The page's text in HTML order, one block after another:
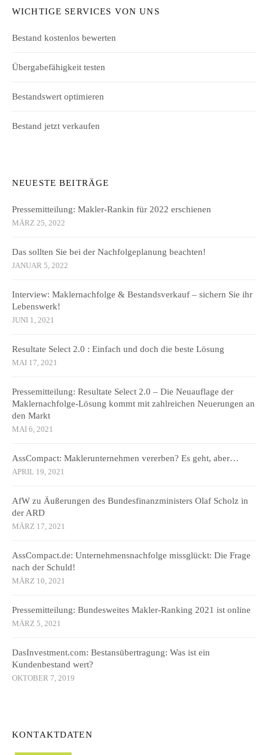
WICHTIGE SERVICES VON UNS
Bestand kostenlos bewerten
Übergabefähigkeit testen
Bestandswert optimieren
Bestand jetzt verkaufen
NEUESTE BEITRÄGE
Pressemitteilung: Makler-Rankin für 2022 erschienen
MÄRZ 25, 2022
Das sollten Sie bei der Nachfolgeplanung beachten!
JANUAR 5, 2022
Interview: Maklernachfolge & Bestandsverkauf – sichern Sie ihr
Lebenswerk!
JUNI 1, 2021
Resultate Select 2.0 : Einfach und doch die beste Lösung
MAI 17, 2021
Pressemitteilung: Resultate Select 2.0 – Die Neuauflage der
Maklernachfolge-Lösung kommt mit zahlreichen Neuerungen an
den Markt
MAI 6, 2021
AssCompact: Maklerunternehmen vererben? Es geht, aber…
APRIL 19, 2021
AfW zu Äußerungen des Bundesfinanzministers Olaf Scholz in
der ARD
MÄRZ 17, 2021
AssCompact.de: Unternehmensnachfolge missglückt: Die Frage
nach der Schuld!
MÄRZ 10, 2021
Pressemitteilung: Bundesweites Makler-Ranking 2021 ist online
MÄRZ 5, 2021
DasInvestment.com: Bestansübertragung: Was ist ein
Kundenbestand wert?
OKTOBER 7, 2019
KONTAKTDATEN